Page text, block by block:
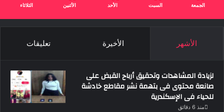
الجمعة السبت الأحد الأثنين الثلاثاء
الأشهر الأخيرة تعليقات
لزيادة المشاهدات وتحقيق أرباح القبض على
صانعة محتوى فى بتهمة نشر مقاطع خادشة
للحياء فى الإسكندرية
منذ 6 دقائق